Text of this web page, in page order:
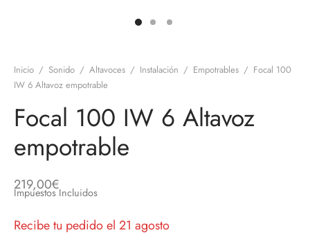
Inicio / Sonido / Altavoces / Instalación / Empotrables / Focal 100
IW 6 Altavoz empotrable
Focal 100 IW 6 Altavoz
empotrable
219,00€
Impuestos Incluidos
Recibe tu pedido el 21 agosto
Equipos de Sonido